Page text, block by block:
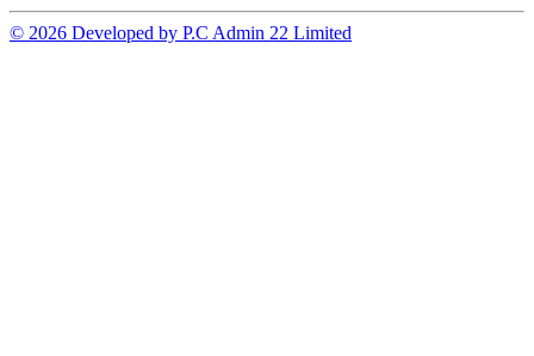
© 2026 Developed by P.C Admin 22 Limited